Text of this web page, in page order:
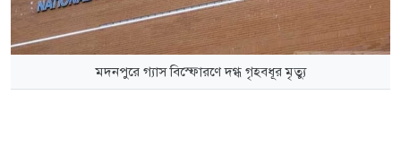
মদনপুরে গ্যাস বিস্ফোরণে দগ্ধ গৃহবধূর মৃত্যু